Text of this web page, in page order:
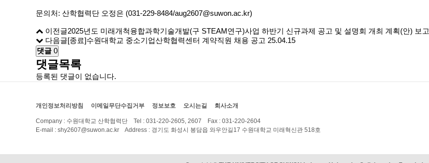
문의처: 산학협력단 오정은 (031-229-8484/aug2607@suwon.ac.kr)
이전글2025년도 미래개척융합과학기술개발(구 STEAM연구)사업 하반기 신규과제 공고 및 설명회 개최 계획(안) 보고
다음글[종료]수원대학교 중소기업산학협력센터 계약직원 채용 공고 25.04.15
댓글 0
댓글목록
등록된 댓글이 없습니다.
개인정보처리방침 이메일무단수집거부 정보보호 오시는길 회사소개
Company : 수원대학교 산학협력단 Tel : 031-220-2605, 2607 Fax : 031-220-2604
E-mail : shy2607@suwon.ac.kr Address : 경기도 화성시 봉담읍 와우안길17 수원대학교 미래혁신관 518호